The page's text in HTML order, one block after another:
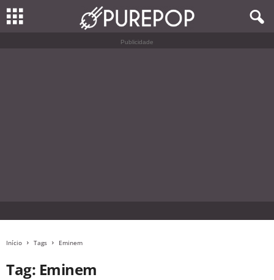
Publicidade
Início Tags Eminem
Tag: Eminem